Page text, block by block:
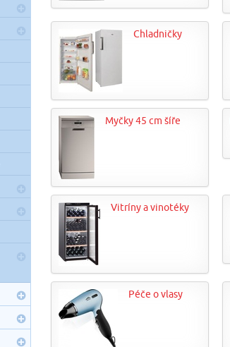
Chladničky
Myčky 45 cm šíře
Vitríny a vinotéky
Péče o vlasy